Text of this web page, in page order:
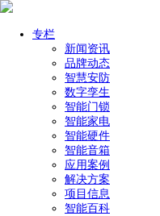
专栏
新闻资讯
品牌动态
智慧安防
数字孪生
智能门锁
智能家电
智能硬件
智能音箱
应用案例
解决方案
项目信息
智能百科